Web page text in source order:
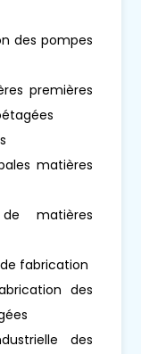
des pompes
premières
matières
de matières
fabrication
des
des